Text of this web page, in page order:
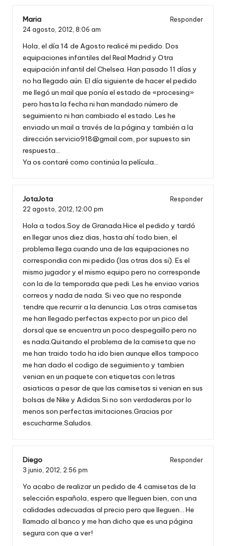
Maria
Responder
24 agosto, 2012, 8:06 am
Hola, el día 14 de Agosto realicé mi pedido. Dos
equipaciones infantiles del Real Madrid y Otra
equipación infantil del Chelsea. Han pasado 11 días y
no ha llegado aún. El día siguiente de hacer el pedido
me llegó un mail que ponía el estado de «procesing»
pero hasta la fecha ni han mandado número de
seguimiento ni han cambiado el estado. Les he
enviado un mail a través de la página y también a la
dirección servicio918@gmail.com, por supuesto sin
respuesta…
Ya os contaré como continúa la película…
JotaJota
Responder
22 agosto, 2012, 12:00 pm
Hola a todos.Soy de Granada.Hice el pedido y tardó
en llegar unos diez dias, hasta ahí todo bien, el
problema llega cuando una de las equipaciones no
correspondia con mi pedido (las otras dos si). Es el
mismo jugador y el mismo equipo pero no corresponde
con la de la temporada que pedi. Les he enviao varios
correos y nada de nada. Si veo que no responde
tendre que recurrir a la denuncia. Las otras camisetas
me han llegado perfectas expecto por un pico del
dorsal que se encuentra un poco despegaillo pero no
es nada.Quitando el problema de la camiseta que no
me han traido todo ha ido bien aunque ellos tampoco
me han dado el codigo de seguimiento y tambien
venian en un paquete con etiquetas con letras
asiaticas a pesar de que las camisetas si venian en sus
bolsas de Nike y Adidas.Si no son verdaderas por lo
menos son perfectas imitaciones.Gracias por
escucharme.Saludos.
Diego
Responder
3 junio, 2012, 2:56 pm
Yo acabo de realizar un pedido de 4 camisetas de la
selección española, espero que lleguen bien, con una
calidades adecuadas al precio pero que lleguen… He
llamado al banco y me han dicho que es una página
segura con que a ver!